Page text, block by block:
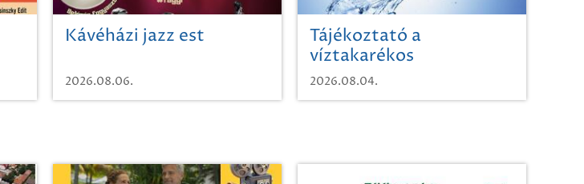
Kávéházi jazz est
2026.08.06.
Tájékoztató a
víztakarékos
vízhasználatról
2026.08.04.